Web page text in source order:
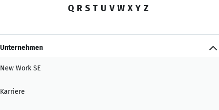
Q R S T U V W X Y Z
Unternehmen
New Work SE
Karriere